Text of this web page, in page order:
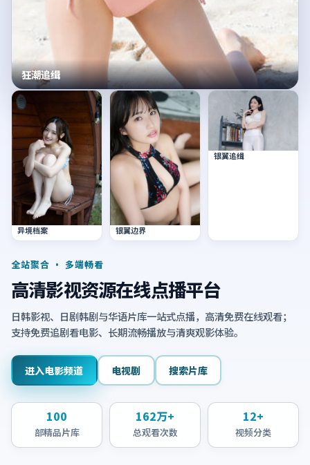
全站聚合 · 多端畅看
高清影视资源在线点播平台
日韩影视、日剧韩剧与华语片库一站式点播，高清免费在线观看；
支持免费追剧看电影、长期流畅播放与清爽观影体验。
进入电影频道 电视剧 搜索片库
100
部精品片库
162万+
总观看次数
12+
视频分类
狂潮追缉
异境档案 银翼边界
银翼追缉